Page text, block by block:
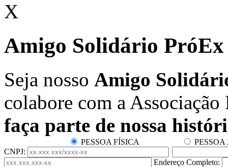
X
Amigo Solidário PróEx
Seja nosso Amigo
colabore com a Associação
faça parte de nossa
PESSOA FÍSICA
CNPJ:
Endereço Completo: